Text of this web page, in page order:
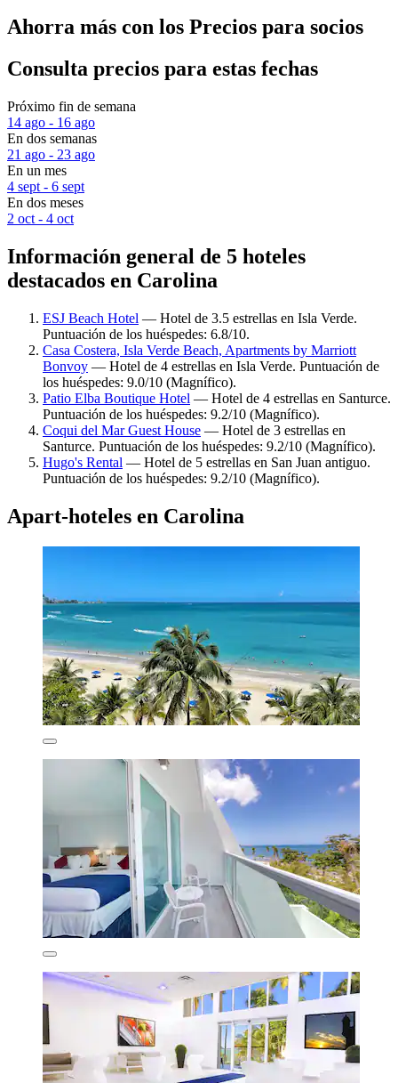
Ahorra más con los Precios para socios
Consulta precios para estas fechas
Próximo fin de semana
14 ago - 16 ago
En dos semanas
21 ago - 23 ago
En un mes
4 sept - 6 sept
En dos meses
2 oct - 4 oct
Información general de 5 hoteles
destacados en Carolina
ESJ Beach Hotel — Hotel de 3.5 estrellas en Isla Verde.
Puntuación de los huéspedes: 6.8/10.
Casa Costera, Isla Verde Beach, Apartments by Marriott
Bonvoy — Hotel de 4 estrellas en Isla Verde. Puntuación de
los huéspedes: 9.0/10 (Magnífico).
Patio Elba Boutique Hotel — Hotel de 4 estrellas en Santurce.
Puntuación de los huéspedes: 9.2/10 (Magnífico).
Coqui del Mar Guest House — Hotel de 3 estrellas en
Santurce. Puntuación de los huéspedes: 9.2/10 (Magnífico).
Hugo's Rental — Hotel de 5 estrellas en San Juan antiguo.
Puntuación de los huéspedes: 9.2/10 (Magnífico).
Apart-hoteles en Carolina